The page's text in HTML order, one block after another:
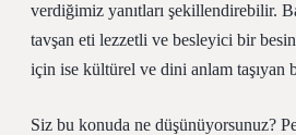
verdiğimiz yanıtları şekillendirebilir.
tavşan eti lezzetli ve besleyici bir besin
için ise kültürel ve dini anlam taşıyan
Siz bu konuda ne düşünüyorsunuz?